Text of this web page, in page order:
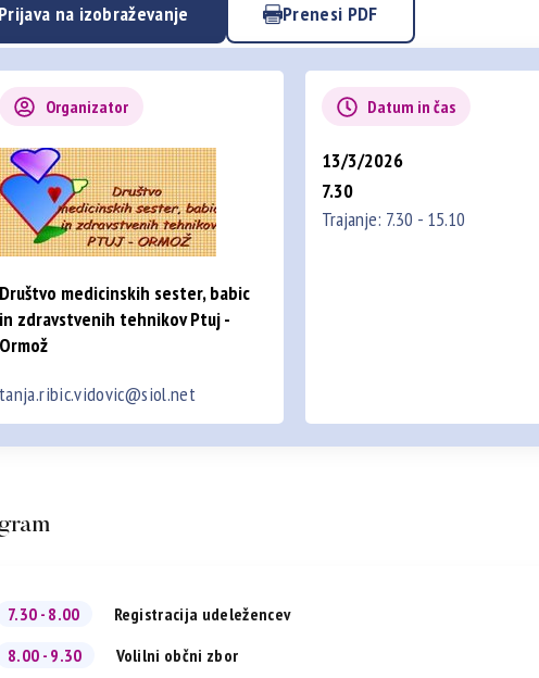
na izobraževanje Prenesi PDF
Organizator
Društvo medicinskih sester, babic
in zdravstvenih tehnikov Ptuj -
Ormož
tanja.ribic.vidovic@siol.net
Datum in čas
13/3/2026
7.30
Trajanje: 7.30 - 15.10
7.30 - 8.00
Registracija udeležencev
8.00 - 9.30
Volilni občni zbor